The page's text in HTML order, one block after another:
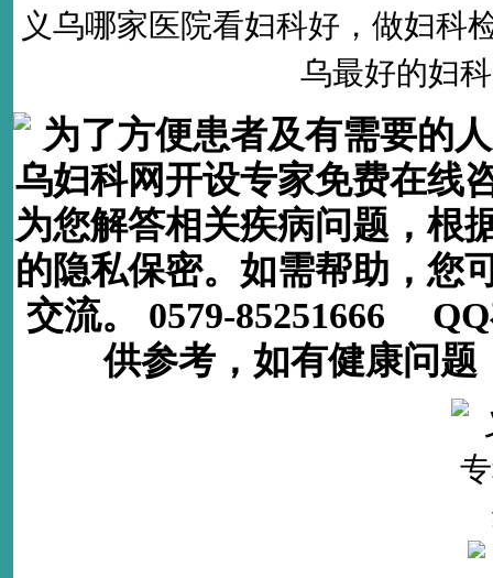
义乌哪家医院看妇科好 ，做妇科
乌最好的妇
为了方便患者及有需要的
乌妇科网开设专家免费在线
为您解答相关疾病问题，根
的隐私保密。如需帮助，您
交流。 0579-85251666
供参考，如有健康问